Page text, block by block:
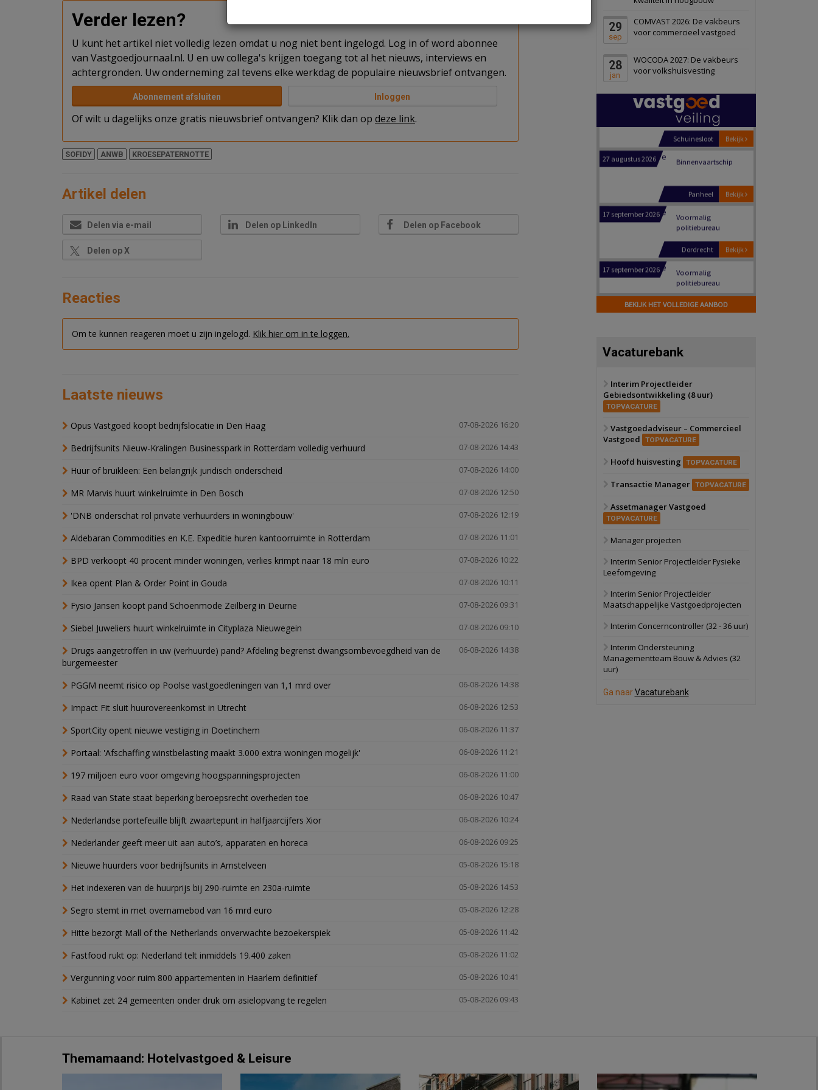
Verder lezen?
U kunt het artikel niet volledig lezen omdat u nog niet bent ingelogd. Log in of word abonnee
van Vastgoedjournaal.nl. U en uw collega's krijgen toegang tot al het nieuws, interviews en
achtergronden. Uw onderneming zal tevens elke werkdag de populaire nieuwsbrief ontvangen.
Abonnement afsluiten Inloggen
Of wilt u dagelijks onze gratis nieuwsbrief ontvangen? Klik dan op deze link.
SOFIDY ANWB KROESEPATERNOTTE
Artikel delen
Delen via e-mail Delen op LinkedIn Delen op Facebook
Delen op X
Reacties
Om te kunnen reageren moet u zijn ingelogd. Klik hier om in te loggen.
Laatste nieuws
07-08-2026 16:20
Opus Vastgoed koopt bedrijfslocatie in Den Haag
07-08-2026 14:43
Bedrijfsunits Nieuw-Kralingen Businesspark in Rotterdam volledig verhuurd
07-08-2026 14:00
Huur of bruikleen: Een belangrijk juridisch onderscheid
07-08-2026 12:50
MR Marvis huurt winkelruimte in Den Bosch
07-08-2026 12:19
'DNB onderschat rol private verhuurders in woningbouw'
07-08-2026 11:01
Aldebaran Commodities en K.E. Expeditie huren kantoorruimte in Rotterdam
07-08-2026 10:22
BPD verkoopt 40 procent minder woningen, verlies krimpt naar 18 mln euro
07-08-2026 10:11
Ikea opent Plan & Order Point in Gouda
07-08-2026 09:31
Fysio Jansen koopt pand Schoenmode Zeilberg in Deurne
07-08-2026 09:10
Siebel Juweliers huurt winkelruimte in Cityplaza Nieuwegein
06-08-2026 14:38
Drugs aangetroffen in uw (verhuurde) pand? Afdeling begrenst dwangsombevoegdheid van de
burgemeester
06-08-2026 14:38
PGGM neemt risico op Poolse vastgoedleningen van 1,1 mrd over
06-08-2026 12:53
Impact Fit sluit huurovereenkomst in Utrecht
06-08-2026 11:37
SportCity opent nieuwe vestiging in Doetinchem
06-08-2026 11:21
Portaal: 'Afschaffing winstbelasting maakt 3.000 extra woningen mogelijk'
06-08-2026 11:00
197 miljoen euro voor omgeving hoogspanningsprojecten
06-08-2026 10:47
Raad van State staat beperking beroepsrecht overheden toe
06-08-2026 10:24
Nederlandse portefeuille blijft zwaartepunt in halfjaarcijfers Xior
06-08-2026 09:25
Nederlander geeft meer uit aan auto’s, apparaten en horeca
05-08-2026 15:18
Nieuwe huurders voor bedrijfsunits in Amstelveen
05-08-2026 14:53
Het indexeren van de huurprijs bij 290-ruimte en 230a-ruimte
05-08-2026 12:28
Segro stemt in met overnamebod van 16 mrd euro
05-08-2026 11:42
Hitte bezorgt Mall of the Netherlands onverwachte bezoekerspiek
05-08-2026 11:02
Fastfood rukt op: Nederland telt inmiddels 19.400 zaken
05-08-2026 10:41
Vergunning voor ruim 800 appartementen in Haarlem definitief
05-08-2026 09:43
Kabinet zet 24 gemeenten onder druk om asielopvang te regelen
29
sep
COMVAST 2026: De vakbeurs
voor commercieel vastgoed
28
jan
WOCODA 2027: De vakbeurs
voor volkshuisvesting
Schiedam
22 september 2026 Attractiepark
Bekijk
Oranje
28 september 2026
bedrijventerrein
Schuinesloot
Binnenvaartschip
Voormalig
Dordrecht
Voormalig
Hilversum
17 september 2026
Voormalig
Zwanenburg
6 oktober 2026
Oranje
28 september 2026
bedrijventerrein
Bekijk
Schuinesloot
politiebureau
17 september 2026
Voormalig
BEKIJK HET VOLLEDIGE AANBOD
Vacaturebank
Interim Projectleider
Gebiedsontwikkeling (8 uur)
TOPVACATURE
Vastgoedadviseur – Commercieel
Vastgoed
TOPVACATURE
Hoofd huisvesting TOPVACATURE
Transactie Manager TOPVACATURE
Assetmanager Vastgoed
TOPVACATURE
Manager projecten
Interim Senior Projectleider Fysieke
Leefomgeving
Interim Senior Projectleider
Maatschappelijke Vastgoedprojecten
Interim Concerncontroller (32 - 36 uur)
Interim Ondersteuning
Managementteam Bouw & Advies (32
uur)
Ga naarVacaturebank
Themamaand: Hotelvastgoed & Leisure